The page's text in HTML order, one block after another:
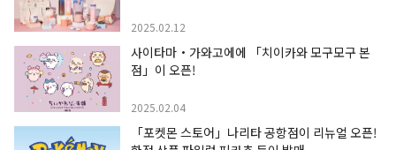
2025.02.12
사이타마・가와고에에 「치이카와 모구모구 본
점」이 오픈!
2025.02.04
「포켓몬 스토어」나리타 공항점이 리뉴얼 오픈!